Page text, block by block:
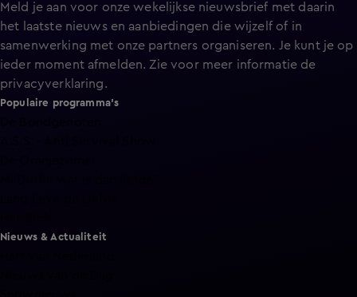
Meld je aan voor onze wekelijkse nieuwsbrief met daarin
het laatste nieuws en aanbiedingen die wijzelf of in
samenwerking met onze partners organiseren. Je kunt je op
ieder moment afmelden. Zie voor meer informatie de
privacyverklaring.
Populaire programma's
Nieuws & Actualiteit